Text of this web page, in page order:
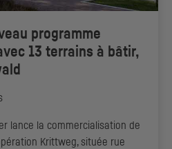
programme
13 terrains à bâtir,
lance la commercialisation de
Krittweg, située rue